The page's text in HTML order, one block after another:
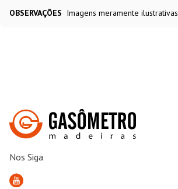
OBSERVAÇÕES Imagens meramente ilustrativas
Nos Siga